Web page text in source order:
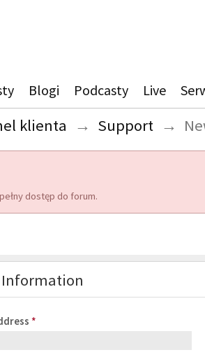
Blogi Podcasty Live
klienta → Support →
dostęp do forum.
Information
*